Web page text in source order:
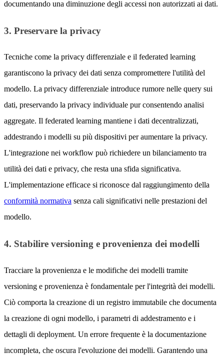
documentando una diminuzione degli accessi non autorizzati ai dati.
3. Preservare la privacy
Tecniche come la privacy differenziale e il federated learning
garantiscono la privacy dei dati senza compromettere l'utilità del
modello. La privacy differenziale introduce rumore nelle query sui
dati, preservando la privacy individuale pur consentendo analisi
aggregate. Il federated learning mantiene i dati decentralizzati,
addestrando i modelli su più dispositivi per aumentare la privacy.
L'integrazione nei workflow può richiedere un bilanciamento tra
utilità dei dati e privacy, che resta una sfida significativa.
L'implementazione efficace si riconosce dal raggiungimento della
conformità normativa senza cali significativi nelle prestazioni del
modello.
4. Stabilire versioning e provenienza dei modelli
Tracciare la provenienza e le modifiche dei modelli tramite
versioning e provenienza è fondamentale per l'integrità dei modelli.
Ciò comporta la creazione di un registro immutabile che documenta
la creazione di ogni modello, i parametri di addestramento e i
dettagli di deployment. Un errore frequente è la documentazione
incompleta, che oscura l'evoluzione dei modelli. Garantendo una